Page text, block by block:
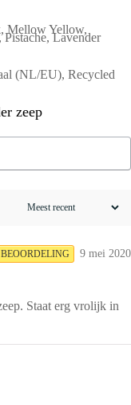
Mellow Yellow,
Lavender
(NL/EU), Recycled
zeep
9 mei 2020
Staat erg vrolijk in